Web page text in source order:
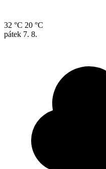
32 °C 20 °C
pátek 7. 8.